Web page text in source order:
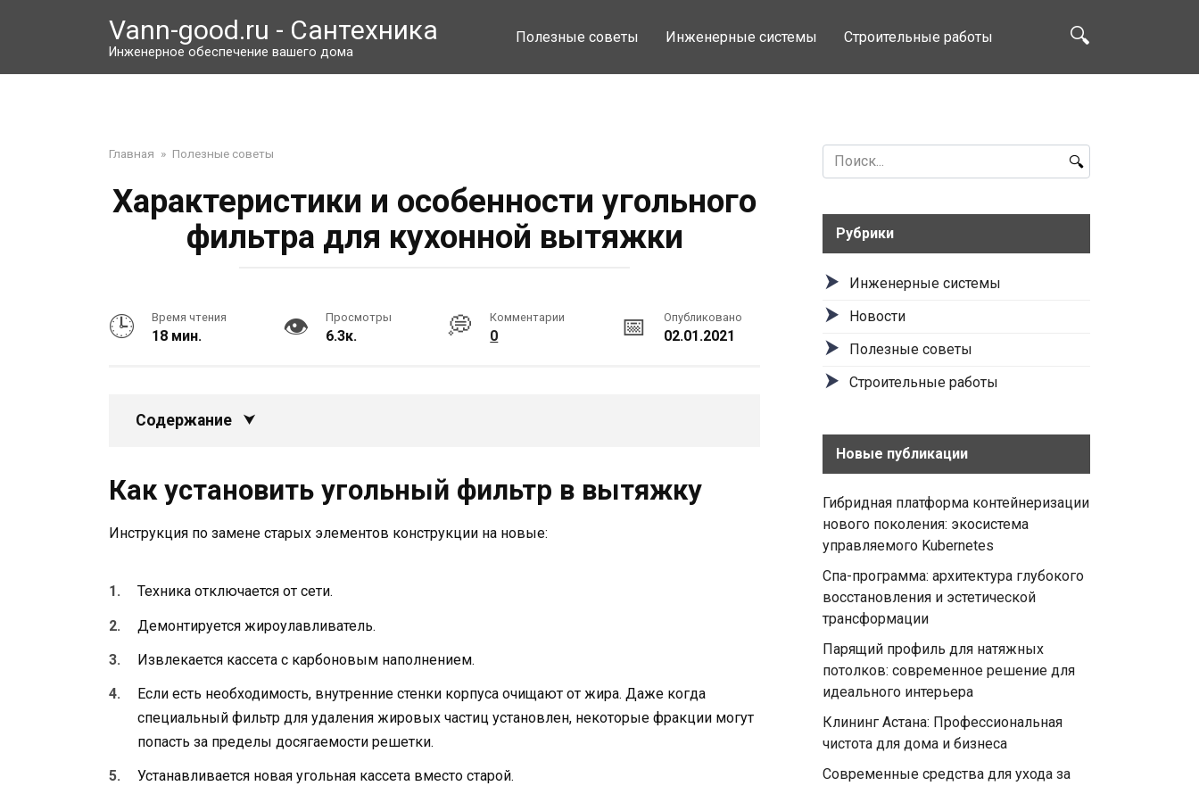
Vann-good.ru - Сантехника
Инженерное обеспечение вашего дома
Полезные советы Инженерные системы Строительные работы
Главная » Полезные советы
Характеристики и особенности угольного
фильтра для кухонной вытяжки
Время чтения
18 мин.
Просмотры
6.3к.
Комментарии
0
Опубликовано
02.01.2021
Содержание
Как установить угольный фильтр в вытяжку
Инструкция по замене старых элементов конструкции на новые:
Техника отключается от сети.
Демонтируется жироулавливатель.
Извлекается кассета с карбоновым наполнением.
Если есть необходимость, внутренние стенки корпуса очищают от жира. Даже когда
специальный фильтр для удаления жировых частиц установлен, некоторые фракции могут
попасть за пределы досягаемости решетки.
Устанавливается новая угольная кассета вместо старой.
Search
for:
Рубрики
Инженерные системы
Новости
Полезные советы
Строительные работы
Новые публикации
Гибридная платформа контейнеризации
нового поколения: экосистема
управляемого Kubernetes
Спа-программа: архитектура глубокого
восстановления и эстетической
трансформации
Парящий профиль для натяжных
потолков: современное решение для
идеального интерьера
Клининг Астана: Профессиональная
чистота для дома и бизнеса
Современные средства для ухода за